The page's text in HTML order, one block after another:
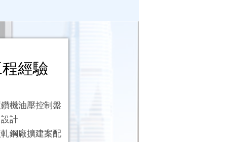
經驗
機油壓控制盤
設計
鋼廠擴建案配